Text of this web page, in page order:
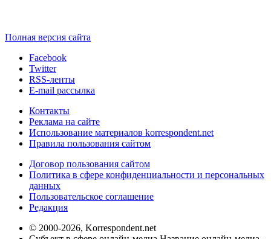
Полная версия сайта
Facebook
Twitter
RSS-ленты
E-mail рассылка
Контакты
Реклама на сайте
Использование материалов korrespondent.net
Правила пользования сайтом
Договор пользования сайтом
Политика в сфере конфиденциальности и персональных
данных
Пользовательское соглашение
Редакция
© 2000-2026, Korrespondent.net